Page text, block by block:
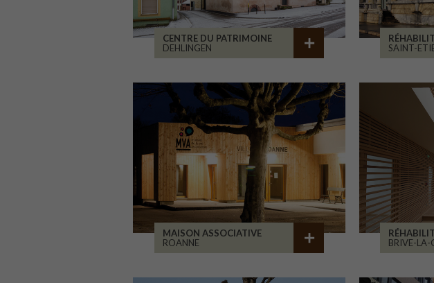
CENTRE DU PATRIMOINE
DEHLINGEN
SAINT-
MAISON ASSOCIATIVE
ROANNE
BRIVE-LA-